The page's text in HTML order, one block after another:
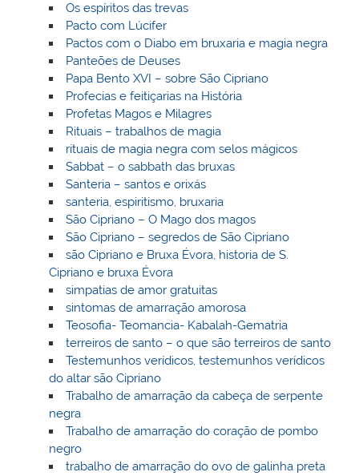
Os espíritos das trevas
Pacto com Lúcifer
Pactos com o Diabo em bruxaria e magia negra
Panteões de Deuses
Papa Bento XVI – sobre São Cipriano
Profecias e feitiçarias na História
Profetas Magos e Milagres
Rituais – trabalhos de magia
rituais de magia negra com selos mágicos
Sabbat – o sabbath das bruxas
Santeria – santos e orixás
santeria, espiritismo, bruxaria
São Cipriano – O Mago dos magos
São Cipriano – segredos de São Cipriano
são Cipriano e Bruxa Évora, historia de S.
Cipriano e bruxa Évora
simpatias de amor gratuitas
sintomas de amarração amorosa
Teosofia- Teomancia- Kabalah-Gematria
terreiros de santo – o que são terreiros de santo
Testemunhos verídicos, testemunhos verídicos
do altar são Cipriano
Trabalho de amarração da cabeça de serpente
negra
Trabalho de amarração do coração de pombo
negro
trabalho de amarração do ovo de galinha preta